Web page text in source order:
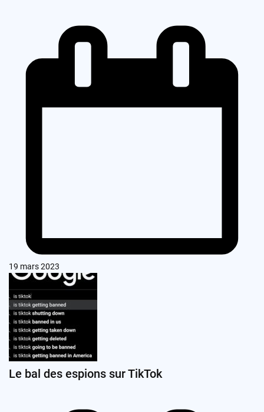
19 mars 2023
Le bal des espions sur TikTok